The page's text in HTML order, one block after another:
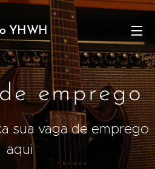
YHWH
emprego
sua vaga de emprego
aqui